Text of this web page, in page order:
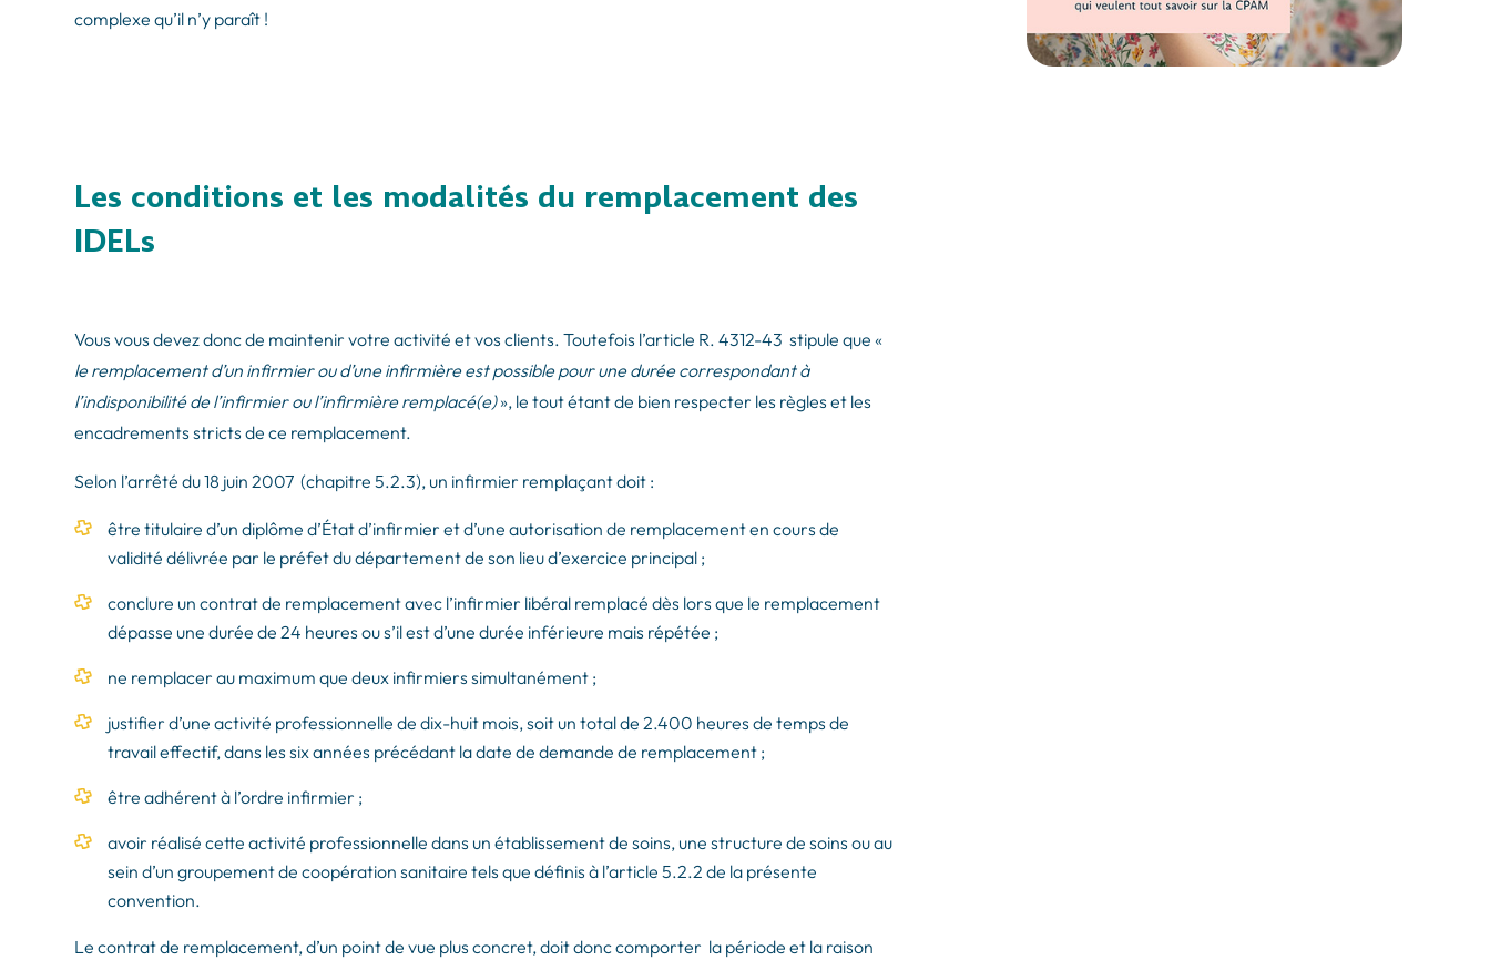
complexe qu’il n’y paraît !
Les conditions et les modalités du remplacement des
IDELs
Vous vous devez donc de maintenir votre activité et vos clients. Toutefois l’article R. 4312-43 stipule que «
le remplacement d’un infirmier ou d’une infirmière est possible pour une durée correspondant à
l’indisponibilité de l’infirmier ou l’infirmière remplacé(e)», le tout étant de bien respecter les règles et les
encadrements stricts de ce remplacement.
Selon l’arrêté du 18 juin 2007 (chapitre 5.2.3), un infirmier remplaçant doit :
être titulaire d’un diplôme d’État d’infirmier et d’une autorisation de remplacement en cours de
validité délivrée par le préfet du département de son lieu d’exercice principal ;
conclure un contrat de remplacement avec l’infirmier libéral remplacé dès lors que le remplacement
dépasse une durée de 24 heures ou s’il est d’une durée inférieure mais répétée ;
ne remplacer au maximum que deux infirmiers simultanément ;
justifier d’une activité professionnelle de dix-huit mois, soit un total de 2.400 heures de temps de
travail effectif, dans les six années précédant la date de demande de remplacement ;
être adhérent à l’ordre infirmier ;
avoir réalisé cette activité professionnelle dans un établissement de soins, une structure de soins ou au
sein d’un groupement de coopération sanitaire tels que définis à l’article 5.2.2 de la présente
convention.
Le contrat de remplacement, d’un point de vue plus concret, doit donc comporter la période et la raison